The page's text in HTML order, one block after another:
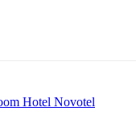
Hotel Novotel